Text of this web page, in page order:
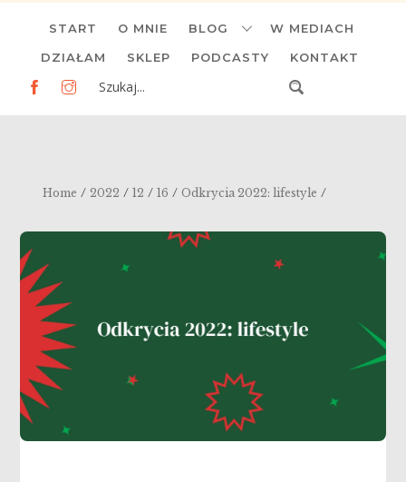
content
START O MNIE BLOG W MEDIACH
DZIAŁAM SKLEP PODCASTY KONTAKT
Home / 2022 / 12 / 16 / Odkrycia 2022: lifestyle /